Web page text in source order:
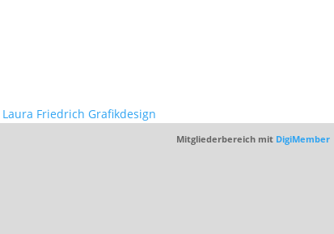
Laura Friedrich Grafikdesign
Mitgliederbereich mit DigiMember